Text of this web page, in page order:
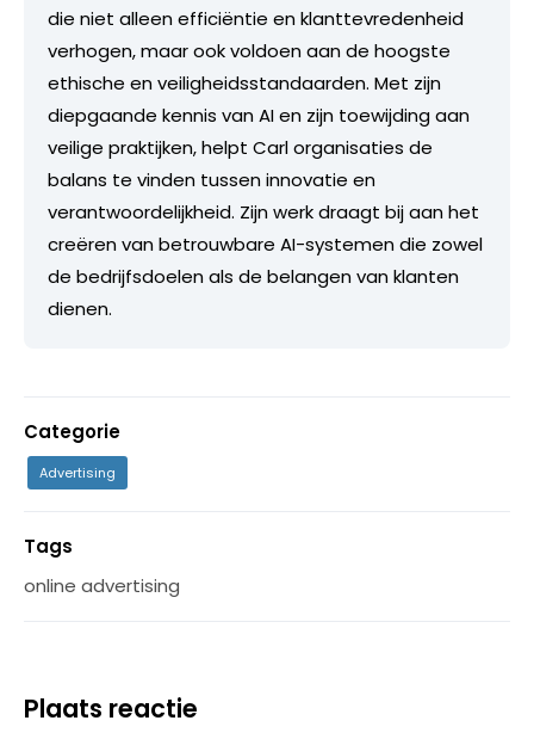
die niet alleen efficiëntie en klanttevredenheid
verhogen, maar ook voldoen aan de hoogste
ethische en veiligheidsstandaarden. Met zijn
diepgaande kennis van AI en zijn toewijding aan
veilige praktijken, helpt Carl organisaties de
balans te vinden tussen innovatie en
verantwoordelijkheid. Zijn werk draagt bij aan het
creëren van betrouwbare AI-systemen die zowel
de bedrijfsdoelen als de belangen van klanten
dienen.
Categorie
Advertising
Tags
online advertising
Plaats reactie